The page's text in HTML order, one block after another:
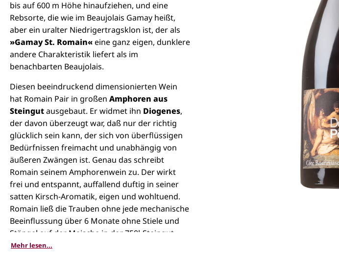
bis auf 600 m Höhe hinaufziehen, und eine
Rebsorte, die wie im Beaujolais Gamay heißt,
aber ein uralter Niedrigertragsklon ist, der als
»Gamay St. Romain«eine ganz eigen, dunklere
andere Charakteristik liefert als im
benachbarten Beaujolais.
Diesen beeindruckend dimensionierten Wein
hat Romain Pair in großen Amphoren aus
Steingutausgebaut. Er widmet ihn Diogenes,
der davon überzeugt war, daß nur der richtig
glücklich sein kann, der sich von überflüssigen
Bedürfnissen freimacht und unabhängig von
äußeren Zwängen ist. Genau das schreibt
Romain seinem Amphorenwein zu. Der wirkt
frei und entspannt, auffallend duftig in seiner
satten Kirsch-Aromatik, eigen und wohltuend.
Romain ließ die Trauben ohne jede mechanische
Beeinflussung über 6 Monate ohne Stiele und
Stängel auf der Maische in der 750l-Steingut-
Amphore ganz von alleine extrahieren. Dieser
Mehr lesen...